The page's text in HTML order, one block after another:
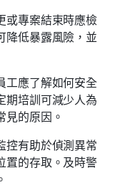
或專案結束時應檢
降低暴露風險，並
工應了解如何安全
期培訓可減少人為
的原因。
控有助於偵測異常
置的存取。及時警